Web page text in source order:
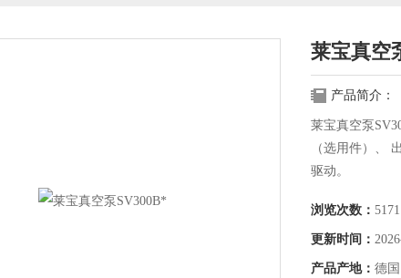
莱宝真空
产品简介：
莱宝真空泵
（选用件）、
驱动。
浏览次数： 5171
更新时间：
产品产地： 德国